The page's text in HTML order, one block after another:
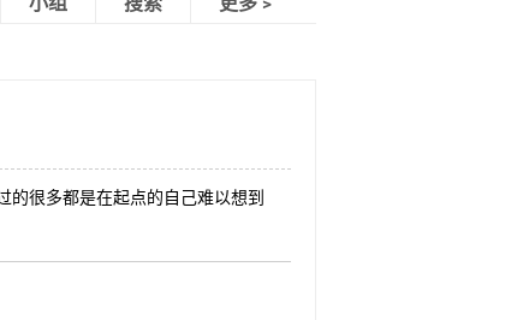
很多都是在起点的自己难以想到